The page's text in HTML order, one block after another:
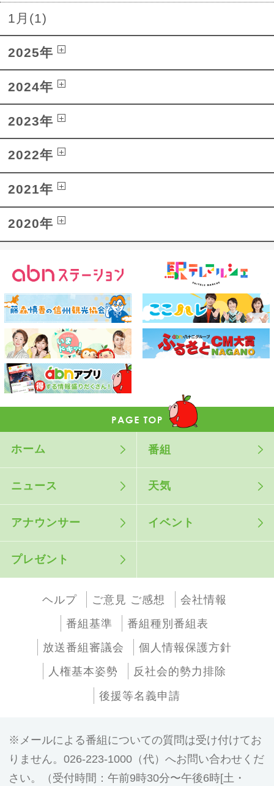
1月(1)
2025年
2024年
2023年
2022年
2021年
2020年
ホーム 番組
ニュース 天気
アナウンサー イベント
プレゼント
ヘルプ ご意見 ご感想
会社情報
番組基準
番組種別番組表
放送番組審議会
個人情報保護方針
人権基本姿勢
反社会的勢力排除
後援等名義申請
メールによる番組についての質問は受け付けてお
りません。026-223-1000（代）へお問い合わせくだ
さい。（受付時間：午前9時30分〜午後6時[土・